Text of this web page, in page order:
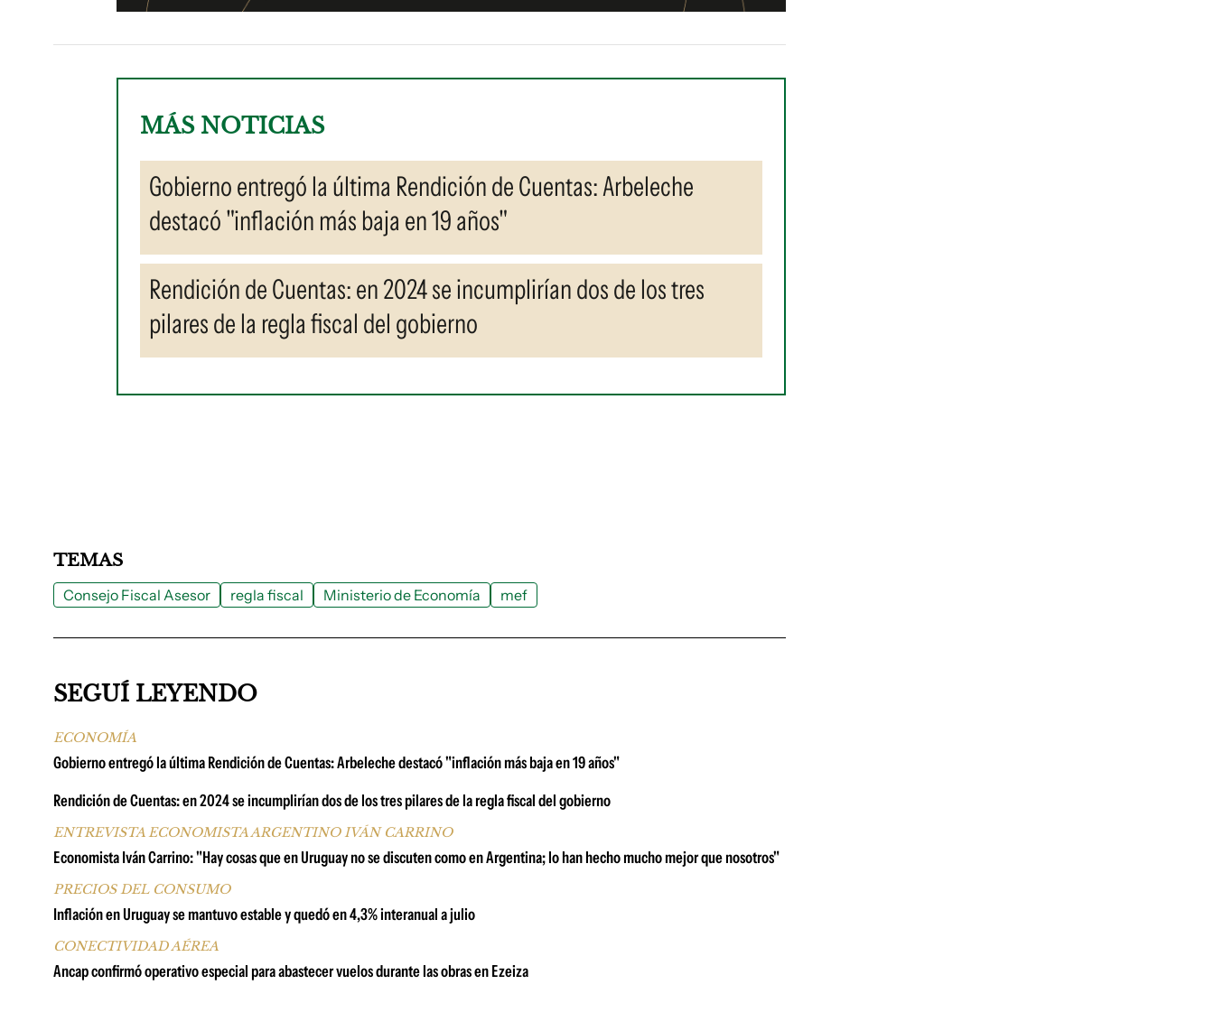
MÁS NOTICIAS
Gobierno entregó la última Rendición de Cuentas: Arbeleche
destacó "inflación más baja en 19 años"
Rendición de Cuentas: en 2024 se incumplirían dos de los tres
pilares de la regla fiscal del gobierno
TEMAS
Consejo Fiscal Asesor regla fiscal Ministerio de Economía mef
SEGUÍ LEYENDO
ECONOMÍA
Gobierno entregó la última Rendición de Cuentas: Arbeleche destacó "inflación más baja en 19 años"
Rendición de Cuentas: en 2024 se incumplirían dos de los tres pilares de la regla fiscal del gobierno
ENTREVISTA ECONOMISTA ARGENTINO IVÁN CARRINO
Economista Iván Carrino: "Hay cosas que en Uruguay no se discuten como en Argentina; lo han hecho mucho mejor que nosotros"
PRECIOS DEL CONSUMO
Inflación en Uruguay se mantuvo estable y quedó en 4,3% interanual a julio
CONECTIVIDAD AÉREA
Ancap confirmó operativo especial para abastecer vuelos durante las obras en Ezeiza